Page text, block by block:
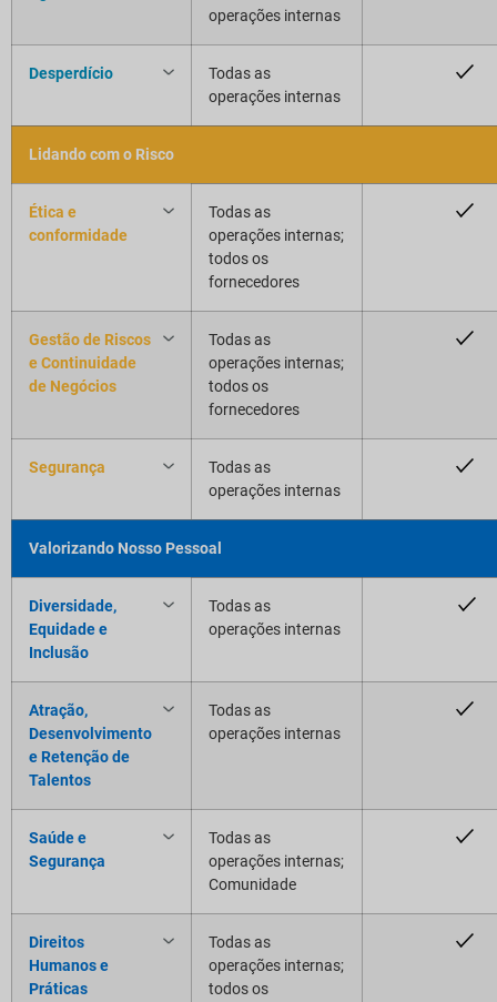
operações internas
Desperdício
Todas as
operações internas
Lidando com o Risco
Ética e
conformidade
Todas as
operações internas;
todos os
fornecedores
Gestão de Riscos
e Continuidade
de Negócios
Todas as
operações internas;
todos os
fornecedores
Segurança
Todas as
operações internas
Valorizando Nosso Pessoal
Diversidade,
Equidade e
Inclusão
Todas as
operações internas
Atração,
Desenvolvimento
e Retenção de
Talentos
Todas as
operações internas
Saúde e
Segurança
Todas as
operações internas;
Comunidade
Direitos
Humanos e
Práticas
Todas as
operações internas;
todos os